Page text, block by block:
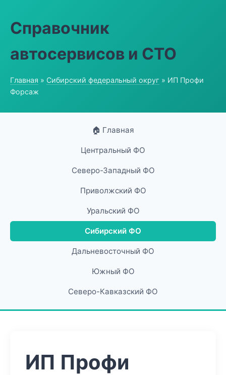
Справочник
автосервисов и СТО
Главная » Сибирский федеральный округ » ИП Профи
Форсаж
🏠 Главная
Центральный ФО
Северо-Западный ФО
Приволжский ФО
Уральский ФО
Сибирский ФО
Дальневосточный ФО
Южный ФО
Северо-Кавказский ФО
ИП Профи